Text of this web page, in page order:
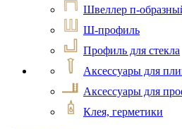
Швеллер п-
Ш-профиль
Профиль для стекла
Аксессуары для
Аксессуары для
Клея, герметики